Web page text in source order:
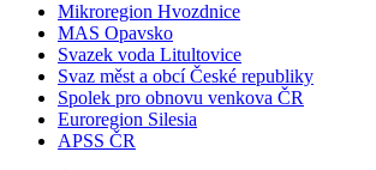
Mikroregion Hvozdnice
MAS Opavsko
Svazek voda Litultovice
Svaz měst a obcí České republiky
Spolek pro obnovu venkova ČR
Euroregion Silesia
APSS ČR